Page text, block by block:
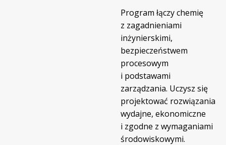
Program łączy chemię
z zagadnieniami
inżynierskimi,
bezpieczeństwem
procesowym
i podstawami
zarządzania. Uczysz się
projektować rozwiązania
wydajne, ekonomiczne
i zgodne z wymaganiami
środowiskowymi.